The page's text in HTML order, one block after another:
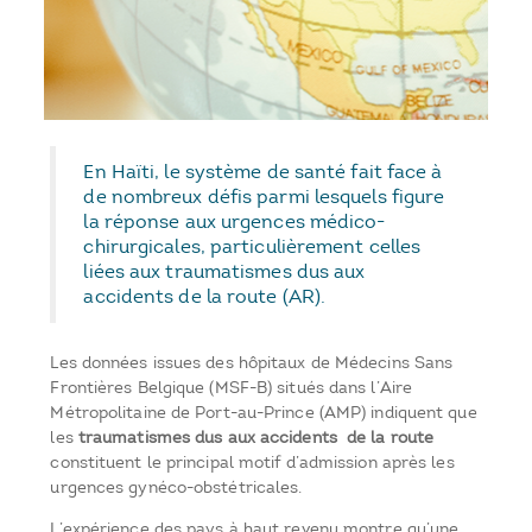
En Haïti, le système de santé fait face à
de nombreux défis parmi lesquels figure
la réponse aux urgences médico-
chirurgicales, particulièrement celles
liées aux traumatismes dus aux
accidents de la route (AR).
Les données issues des hôpitaux de Médecins Sans
Frontières Belgique (MSF-B) situés dans l’Aire
Métropolitaine de Port-au-Prince (AMP) indiquent que
les traumatismes dus aux accidents de la route
constituent le principal motif d’admission après les
urgences gynéco-obstétricales.